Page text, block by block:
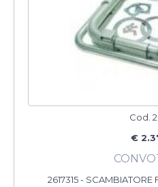
Cod.
€
2617315 -